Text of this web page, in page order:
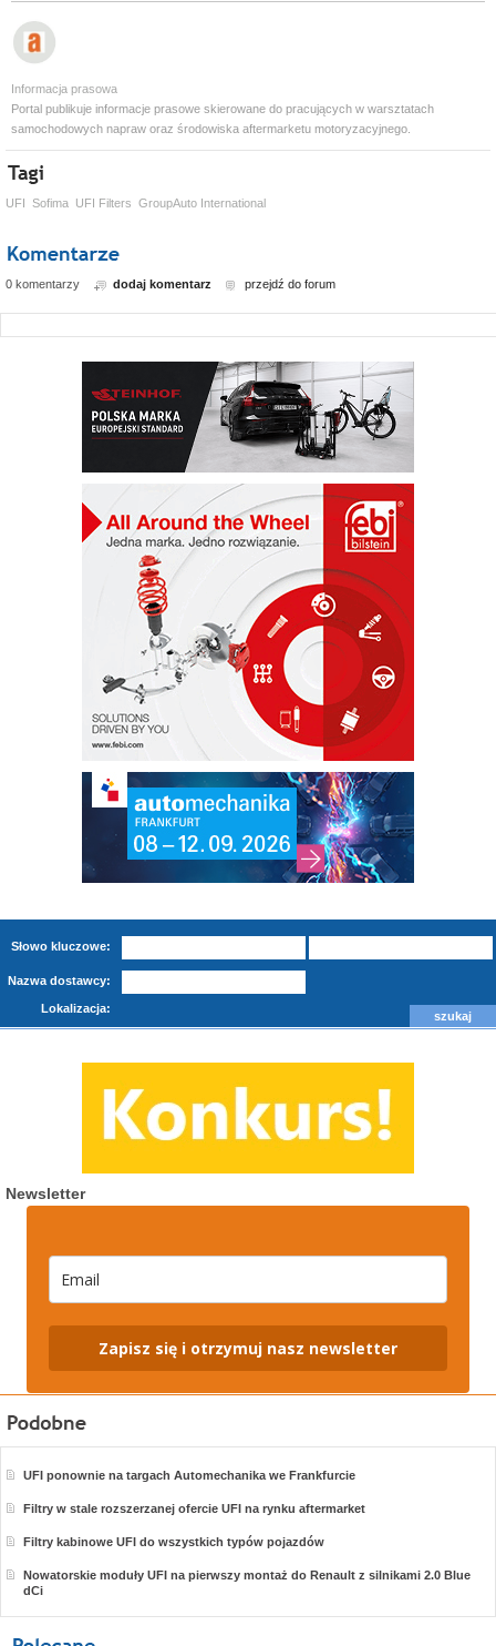
Informacja prasowa
Portal publikuje informacje prasowe skierowane do pracujących w warsztatach
samochodowych napraw oraz środowiska aftermarketu motoryzacyjnego.
UFI Sofima UFI Filters GroupAuto International
0 komentarzy dodaj komentarz przejdź do forum
Słowo kluczowe:
Nazwa dostawcy:
Lokalizacja:
Newsletter
Zapisz się i otrzymuj nasz newsletter
UFI ponownie na targach Automechanika we Frankfurcie
Filtry w stale rozszerzanej ofercie UFI na rynku aftermarket
Filtry kabinowe UFI do wszystkich typów pojazdów
Nowatorskie moduły UFI na pierwszy montaż do Renault z silnikami 2.0 Blue
dCi